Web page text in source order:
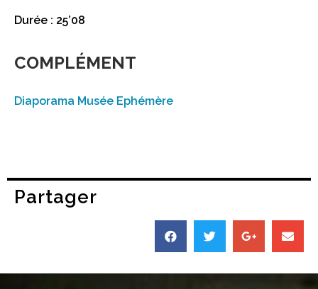
Durée : 25’08
COMPLÉMENT
Diaporama Musée Ephémère
Partager